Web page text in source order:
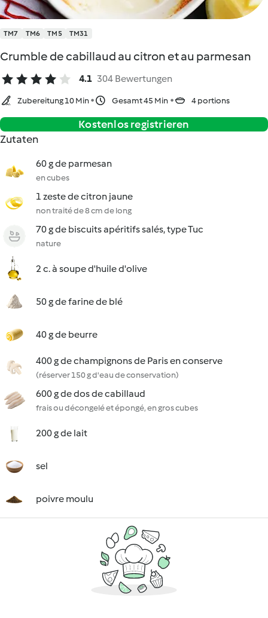
TM7 TM6 TM5 TM31
Crumble de cabillaud au citron et au parmesan
4.1 304 Bewertungen
Zubereitung 10 Min Gesamt 45 Min 4 portions
Kostenlos registrieren
Zutaten
60 g de parmesan
en cubes
1 zeste de citron jaune
non traité de 8 cm de long
70 g de biscuits apéritifs salés, type Tuc
nature
2 c. à soupe d'huile d'olive
50 g de farine de blé
40 g de beurre
400 g de champignons de Paris en conserve
(réserver 150 g d'eau de conservation)
600 g de dos de cabillaud
frais ou décongelé et épongé, en gros cubes
200 g de lait
sel
poivre moulu